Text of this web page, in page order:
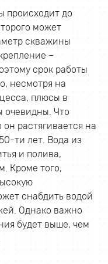
происходит до
может
скважины
–
срок работы
несмотря на
плюсы в
очевидны. Что
он растягивается на
ти лет. Вода из
и полива,
Кроме того,
снабдить водой
Однако важно
будет выше, чем